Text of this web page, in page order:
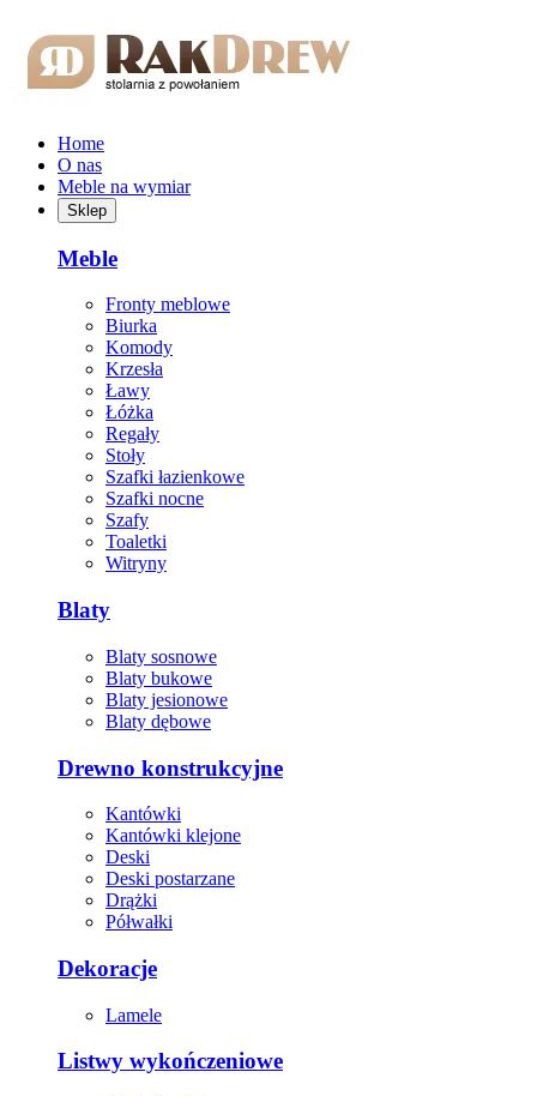
Home
O nas
Meble na wymiar
Sklep
Meble
Fronty meblowe
Biurka
Komody
Krzesła
Ławy
Łóżka
Regały
Stoły
Szafki łazienkowe
Szafki nocne
Szafy
Toaletki
Witryny
Blaty
Blaty sosnowe
Blaty bukowe
Blaty jesionowe
Blaty dębowe
Drewno konstrukcyjne
Kantówki
Kantówki klejone
Deski
Deski postarzane
Drążki
Półwałki
Dekoracje
Lamele
Listwy wykończeniowe